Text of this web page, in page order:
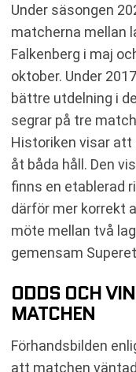
Under säsongen
matcherna mellan
Falkenberg i maj
oktober. Under
bättre utdelning i
segrar på tre
Historiken visar
åt båda håll. Den
finns en etablerad
därför mer korrekt
möte mellan två
gemensam
ODDS OCH
MATCHEN
Förhandsbilden
att matchen